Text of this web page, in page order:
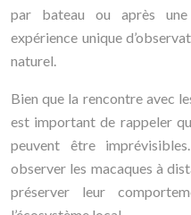
par bateau ou après
expérience unique
naturel.
Bien que la rencontre avec
est important de rappeler
peuvent être
observer les macaques à
préserver leur